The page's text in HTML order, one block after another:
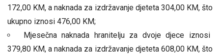
172,00 KM, a naknada za izdržavanje djeteta 304,00 KM, što
ukupno iznosi 476,00 KM;
Mjesečna naknada hranitelju za dvoje djece iznosi
379,80 KM, a naknada za izdržavanje djeteta 608,00 KM, što